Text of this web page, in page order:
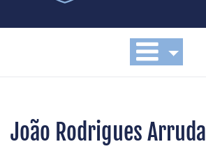
João Rodrigues Arruda